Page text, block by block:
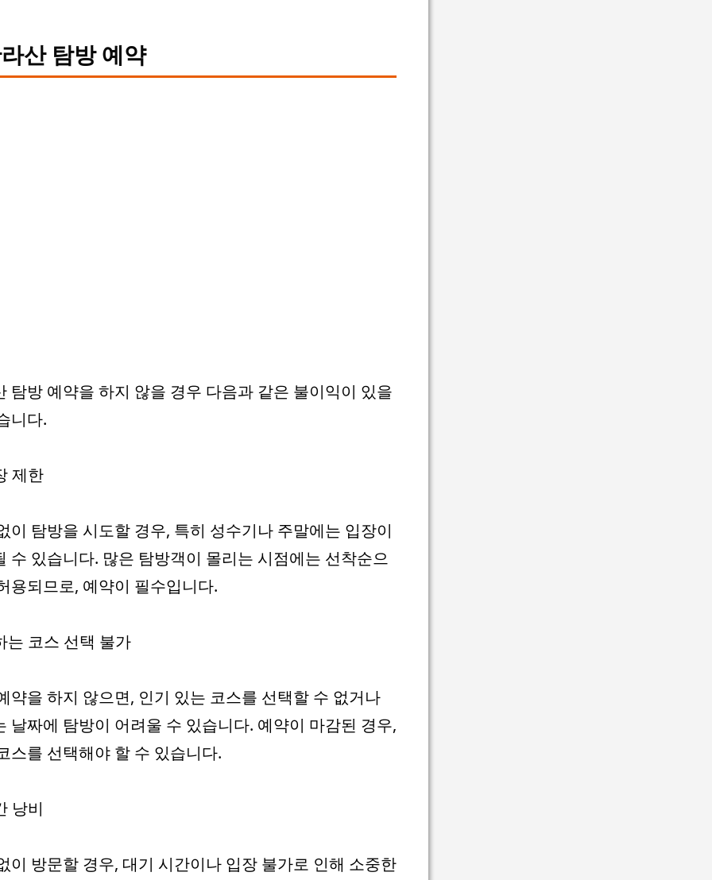
산 탐방 예약
탐방 예약을 하지 않을 경우 다음과 같은 불이익이 있을
니다.
제한
이 탐방을 시도할 경우, 특히 성수기나 주말에는 입장이
수 있습니다. 많은 탐방객이 몰리는 시점에는 선착순으
용되므로, 예약이 필수입니다.
는 코스 선택 불가
약을 하지 않으면, 인기 있는 코스를 선택할 수 없거나
날짜에 탐방이 어려울 수 있습니다. 예약이 마감된 경우,
스를 선택해야 할 수 있습니다.
낭비
이 방문할 경우, 대기 시간이나 입장 불가로 인해 소중한